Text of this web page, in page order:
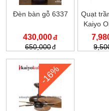
Đèn bàn gỗ 6337
430,000
650,000
Quạt
Kaiyo
-16%